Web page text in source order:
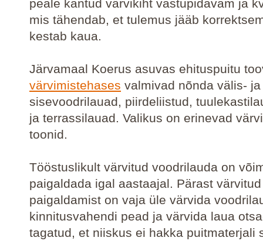
peale kantud värvikiht vastupidavam ja
mis tähendab, et tulemus jääb
kestab kaua.
Järvamaal Koerus asuvas ehituspuitu
värvimistehases valmivad nõnda välis- ja
sisevoodrilauad, piirdeliistud,
ja terrassilauad. Valikus on erinevad
toonid.
Tööstuslikult värvitud voodrilauda on
paigaldada igal aastaajal. Pärast
paigaldamist on vaja üle värvida
kinnitusvahendi pead ja värvida laua
tagatud, et niiskus ei hakka puitmaterjali